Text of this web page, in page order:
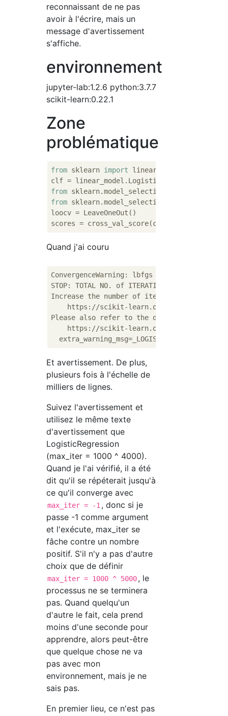
reconnaissant de ne pas
avoir à l'écrire, mais un
message d'avertissement
s'affiche.
environnement
jupyter-lab:1.2.6 python:3.7.7
scikit-learn:0.22.1
Zone
problématique
from sklearn import linear_model
from sklearn.model_selection
from sklearn.model_selection
loocv = LeaveOneOut()
Quand j'ai couru
ConvergenceWarning: lbfgs failed to
STOP: TOTAL NO. of ITERATIONS REACHED
Increase the number of iterations
https://scikit-learn.org/stable/
Please also refer to the documentation
https://scikit-learn.org/stable/
Et avertissement. De plus,
plusieurs fois à l'échelle de
milliers de lignes.
Suivez l'avertissement et
utilisez le même texte
d'avertissement que
LogisticRegression
(max_iter = 1000 ^ 4000).
Quand je l'ai vérifié, il a été
dit qu'il se répéterait jusqu'à
ce qu'il converge avec
max_iter = -1 , donc si je
passe -1 comme argument
et l'exécute, max_iter se
fâche contre un nombre
positif. S'il n'y a pas d'autre
choix que de définir
max_iter = 1000 ^ 5000, le
processus ne se terminera
pas. Quand quelqu'un
d'autre le fait, cela prend
moins d'une seconde pour
apprendre, alors peut-être
que quelque chose ne va
pas avec mon
environnement, mais je ne
sais pas.
En premier lieu, ce n'est pas